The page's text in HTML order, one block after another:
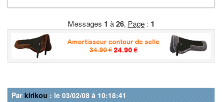
Messages 1 à26, Page: 1
Parkirikou : le 03/02/08 à 10:18:41